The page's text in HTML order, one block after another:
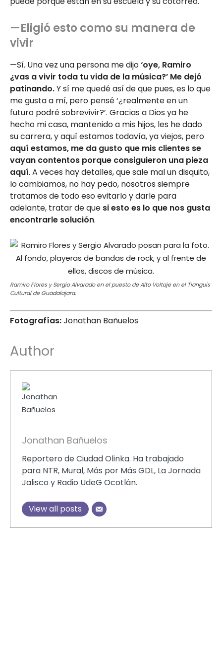
—Eligió esto como su manera de
vivir
—Sí. Una vez una persona me dijo‘oye, Ramiro
¿vas a vivir toda tu vida de la música?’ Me dejó
patinando.Y sí me quedé así de que pues, es lo que
me gusta a mí, pero pensé ‘¿realmente en un
futuro podré sobrevivir?’. Gracias a Dios ya he
hecho mi casa, mantenido a mis hijos, les he dado
su carrera, y aquí estamos todavía, ya viejos, pero
aquí estamos, me da gusto que mis clientes se
vayan contentos porque consiguieron una pieza
aquí. A veces hay detalles, que sale mal un disquito,
lo cambiamos, no hay pedo, nosotros siempre
tratamos de todo eso evitarlo y darle para
adelante, tratar de que si esto es lo que nos gusta
encontrarle solución.
Ramiro Flores y Sergio Alvarado en el puesto de Alto Voltaje en el Tianguis
Cultural de Guadalajara.
Fotografías:Jonathan Bañuelos
Author
Jonathan Bañuelos
Reportero de Ciudad Olinka. Ha trabajado
para NTR, Mural, Más por Más GDL, La Jornada
Jalisco y Radio UdeG Ocotlán.
View all posts